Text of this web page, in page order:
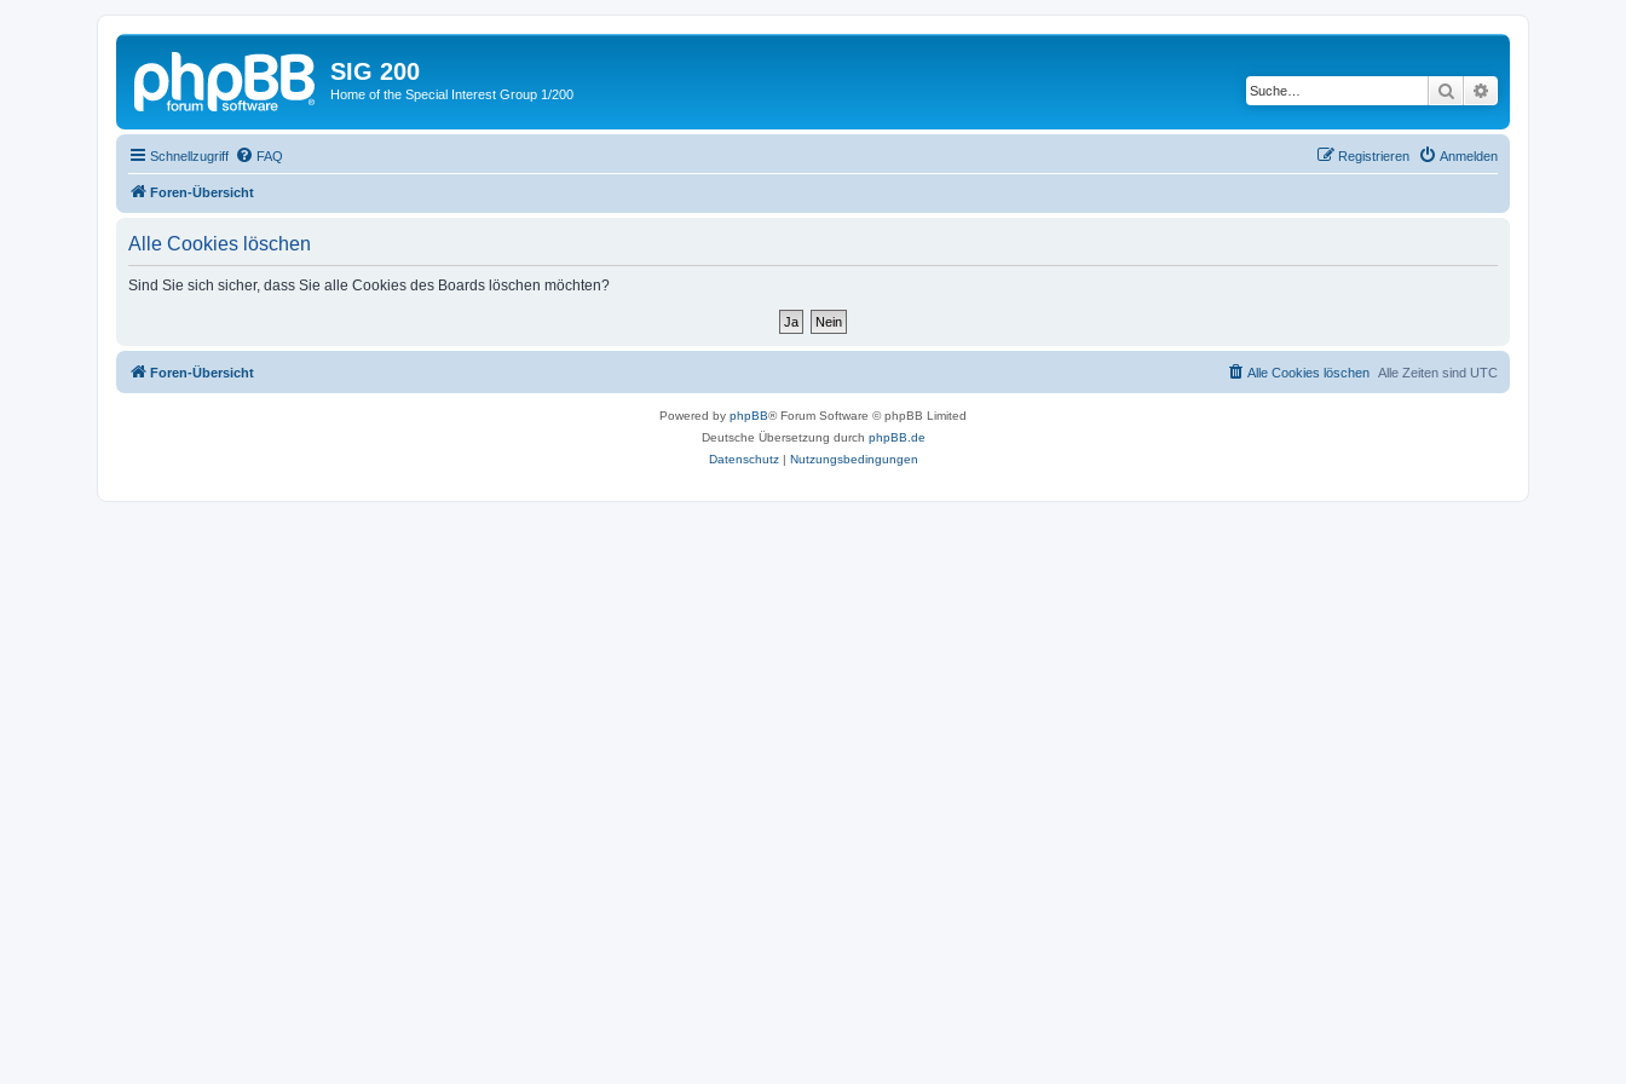
SIG 200
Home of the Special Interest Group 1/200 Suche
Schnellzugriff FAQ Anmelden
Registrieren
Foren-Übersicht
Alle Cookies löschen
Sind Sie sich sicher, dass Sie alle Cookies des Boards löschen möchten?
Foren-Übersicht Alle Zeiten sind UTC
Alle Cookies löschen
Powered by phpBB® Forum Software © phpBB Limited
Deutsche Übersetzung durch phpBB.de
Datenschutz| Nutzungsbedingungen